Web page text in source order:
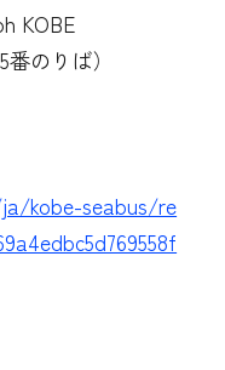
KOBE
のりば）
kobe-seabus/re